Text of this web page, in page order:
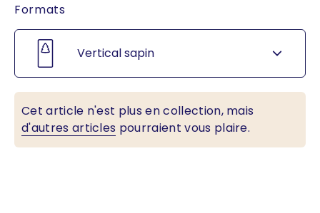
Formats
Vertical sapin
Cet article n'est plus en collection, mais
d'autres articles pourraient vous plaire.